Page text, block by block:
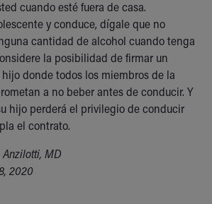
cuando esté fuera de casa.
y conduce, dígale que no
cantidad de alcohol cuando tenga
la posibilidad de firmar un
donde todos los miembros de la
a no beber antes de conducir. Y
hijo perderá el privilegio de conducir
el contrato.
Anzilotti, MD
2020